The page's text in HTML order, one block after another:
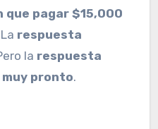
que pagar $15,000
La respuesta
la respuesta
pronto.